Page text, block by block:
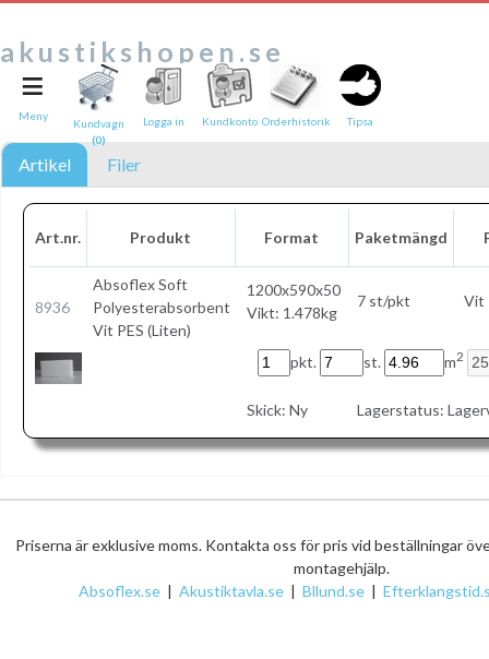
akustikshopen.se
Artikel Filer
Art.nr. Produkt Format Paketmängd
8936
AbsoflexSoft
Polyesterabsorbent
Vit PES (Liten)
1200x590x50
Vikt: 1.478kg
7 st/pkt Vit
pkt. st. m2
Skick: Ny Lagerstatus:
≡
Meny
Kundvagn
(0)
Logga in Kundkonto Orderhistorik Tipsa
Priserna är exklusive moms. Kontakta oss för pris vid beställningar
montagehjälp.
Absoflex.se | Akustiktavla.se | Bllund.se |
Tipsa en vän:
e-post*
Text